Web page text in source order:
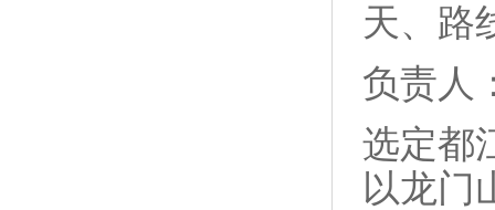
天、路
负责人
选定都
以龙门